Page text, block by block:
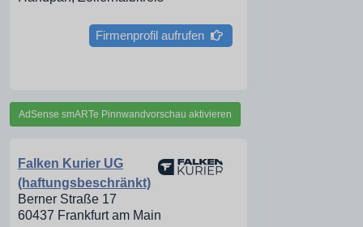
Firmenprofil aufrufen
AdSense smARTe Pinnwandvorschau aktivieren
Falken Kurier UG
(haftungsbeschränkt)
Berner Straße 17
60437 Frankfurt am Main